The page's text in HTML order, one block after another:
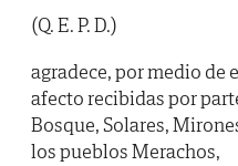
(Q. E. P. D.)
agradece, por medio de
afecto recibidas por
Bosque, Solares,
los pueblos Merachos,